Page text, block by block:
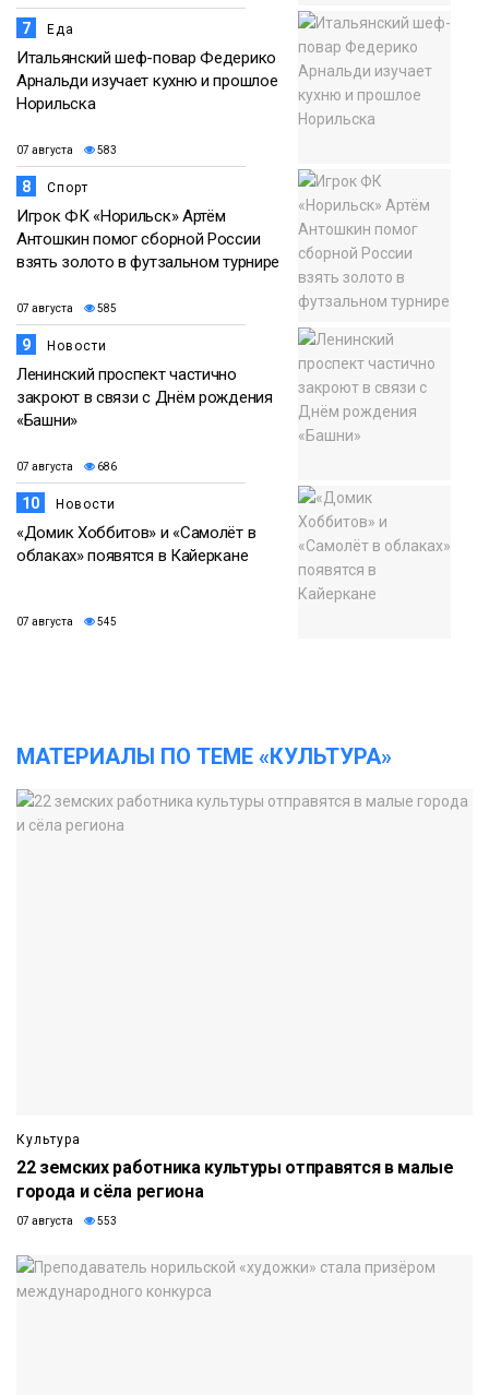
7 Еда
Итальянский шеф-повар Федерико
Арнальди изучает кухню и прошлое
Норильска
07 августа 583
8 Спорт
Игрок ФК «Норильск» Артём
Антошкин помог сборной России
взять золото в футзальном турнире
07 августа 585
9 Новости
Ленинский проспект частично
закроют в связи с Днём рождения
«Башни»
07 августа 686
10 Новости
«Домик Хоббитов» и «Самолёт в
облаках» появятся в Кайеркане
07 августа 545
МАТЕРИАЛЫ ПО ТЕМЕ «КУЛЬТУРА»
Культура
22 земских работника культуры отправятся в малые
города и сёла региона
07 августа 553